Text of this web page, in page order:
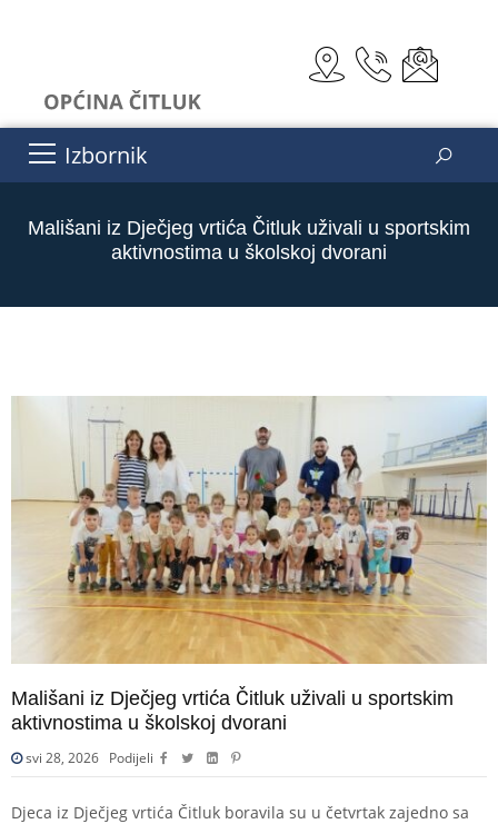
Izbornik
Mališani iz Dječjeg vrtića Čitluk uživali u sportskim
aktivnostima u školskoj dvorani
Mališani iz Dječjeg vrtića Čitluk uživali u sportskim
aktivnostima u školskoj dvorani
svi 28, 2026 Podijeli
Djeca iz Dječjeg vrtića Čitluk boravila su u četvrtak zajedno sa